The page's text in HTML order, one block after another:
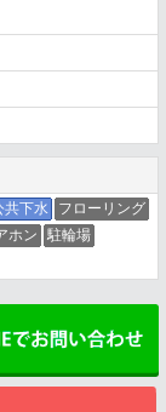
共下水
フローリング
ホン
駐輪場
せ